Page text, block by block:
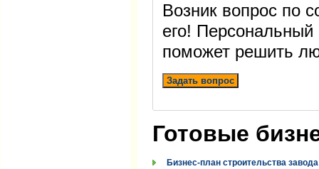
Возник вопрос по
его!
поможет решить
Задать вопрос
Готовые
Бизнес-план строительства